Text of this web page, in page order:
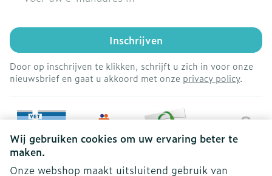
Wij gebruiken cookies om uw ervaring beter te
maken.
Onze webshop maakt uitsluitend gebruik van
Inschrijven
Door op inschrijven te klikken, schrijft u zich in voor onze
nieuwsbrief en gaat u akkoord met onze privacy policy.